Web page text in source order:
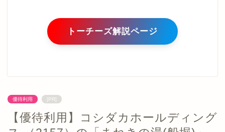
トーチーズ解説ページ
優待利用 [PR]
【優待利用】コシダカホールディング